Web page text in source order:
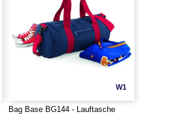
W1
Bag Base BG144 - Lauftasche